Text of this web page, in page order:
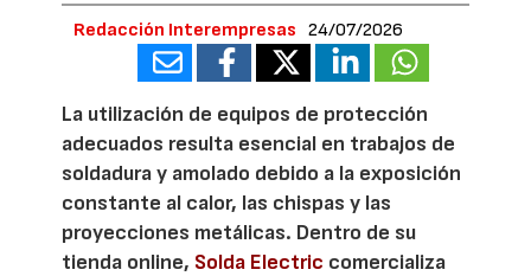
Redacción Interempresas 24/07/2026
La utilización de equipos de protección
adecuados resulta esencial en trabajos de
soldadura y amolado debido a la exposición
constante al calor, las chispas y las
proyecciones metálicas. Dentro de su
tienda online, Solda Electric comercializa